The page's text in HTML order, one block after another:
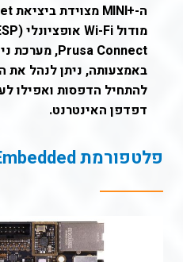
ה-+
MINI
Prusa Connect, מערכת ניהול ההדפסות מרחוק.
באמצעותה, ניתן לנהל את
להתחיל הדפסות ואפילו
דפדפן האינטרנט.
פלטפורמת 32bit Embedded